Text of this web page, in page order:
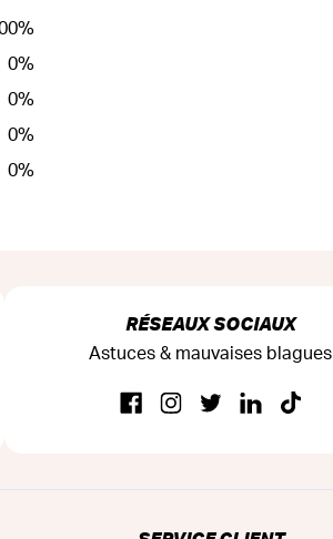
%
0%
0%
0%
0%
RÉSEAUX SOCIAUX
Astuces & mauvaises blagues